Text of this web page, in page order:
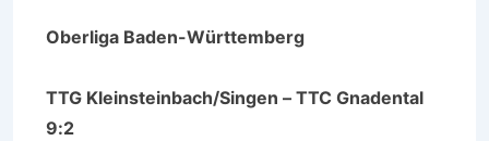
Oberliga Baden-Württemberg
TTG Kleinsteinbach/Singen – TTC Gnadental
9:2